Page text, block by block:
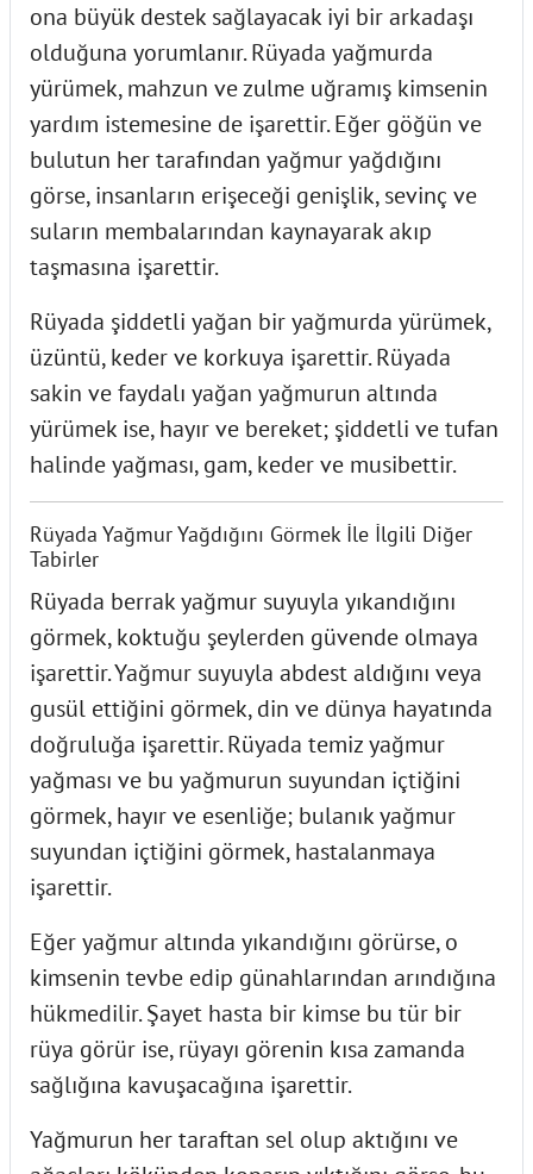
ona büyük destek sağlayacak iyi bir arkadaşı
olduğuna yorumlanır. Rüyada yağmurda
yürümek, mahzun ve zulme uğramış kimsenin
yardım istemesine de işarettir. Eğer göğün ve
bulutun her tarafından yağmur yağdığını
görse, insanların erişeceği genişlik, sevinç ve
suların membalarından kaynayarak akıp
taşmasına işarettir.
Rüyada şiddetli yağan bir yağmurda yürümek,
üzüntü, keder ve korkuya işarettir. Rüyada
sakin ve faydalı yağan yağmurun altında
yürümek ise, hayır ve bereket; şiddetli ve tufan
halinde yağması, gam, keder ve musibettir.
Rüyada Yağmur Yağdığını Görmek İle İlgili Diğer
Tabirler
Rüyada berrak yağmur suyuyla yıkandığını
görmek, koktuğu şeylerden güvende olmaya
işarettir. Yağmur suyuyla abdest aldığını veya
gusül ettiğini görmek, din ve dünya hayatında
doğruluğa işarettir. Rüyada temiz yağmur
yağması ve bu yağmurun suyundan içtiğini
görmek, hayır ve esenliğe; bulanık yağmur
suyundan içtiğini görmek, hastalanmaya
işarettir.
Eğer yağmur altında yıkandığını görürse, o
kimsenin tevbe edip günahlarından arındığına
hükmedilir. Şayet hasta bir kimse bu tür bir
rüya görür ise, rüyayı görenin kısa zamanda
sağlığına kavuşacağına işarettir.
Yağmurun her taraftan sel olup aktığını ve